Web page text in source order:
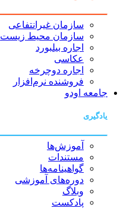
سازمان غیرانتفاعی
سازمان محیط زیست
اجاره بیلبورد
عکاسی
اجاره دوچرخه
فروشنده نرم‌افزار
جامعه اودو
یادگیری
آموزش‌ها
مستندات
گواهینامه‌ها
دوره‌های آموزشی
وبلاگ
پادکست